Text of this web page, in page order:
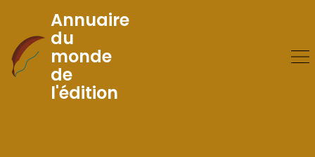
Skip
to
Content
Annuaire
du
monde
de
l'édition